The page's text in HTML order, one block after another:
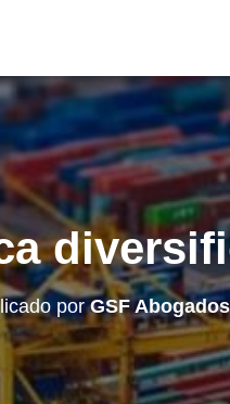
porGSF